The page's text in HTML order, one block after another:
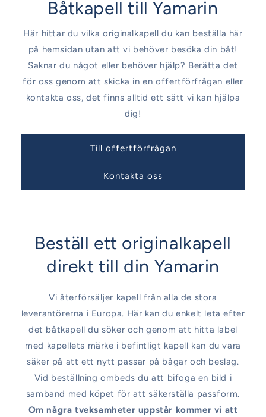
Båtkapell till Yamarin
Här hittar du vilka originalkapell du kan beställa här
på hemsidan utan att vi behöver besöka din båt!
Saknar du något eller behöver hjälp? Berätta det
för oss genom att skicka in en offertförfrågan eller
kontakta oss, det finns alltid ett sätt vi kan hjälpa
dig!
Till offertförfrågan
Kontakta oss
Beställ ett originalkapell
direkt till din Yamarin
Vi återförsäljer kapell från alla de stora
leverantörerna i Europa. Här kan du enkelt leta efter
det båtkapell du söker och genom att hitta label
med kapellets märke i befintligt kapell kan du vara
säker på att ett nytt passar på bågar och beslag.
Vid beställning ombeds du att bifoga en bild i
samband med köpet för att säkerställa passform.
Om några tveksamheter uppstår kommer vi att